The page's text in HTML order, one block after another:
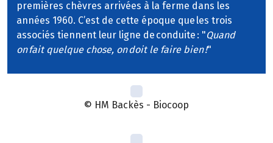
premières chèvres arrivées à la ferme dans les
années 1960. C’est de cette époque que les trois
associés tiennent leur ligne de conduite : "Quand
on fait quelque chose, on doit le faire bien !"
© HM Backès - Biocoop